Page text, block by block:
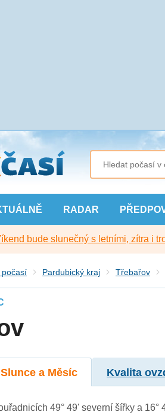
RADAR
bude slunečný s letními, zítra i
počasí Pardubický kraj Třebařov
Slunce a Měsíc Kvalita
49° 49' severní šířky a 16°